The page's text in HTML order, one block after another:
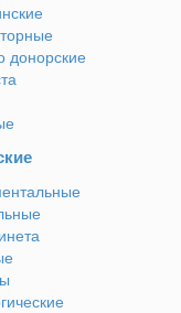
донорские